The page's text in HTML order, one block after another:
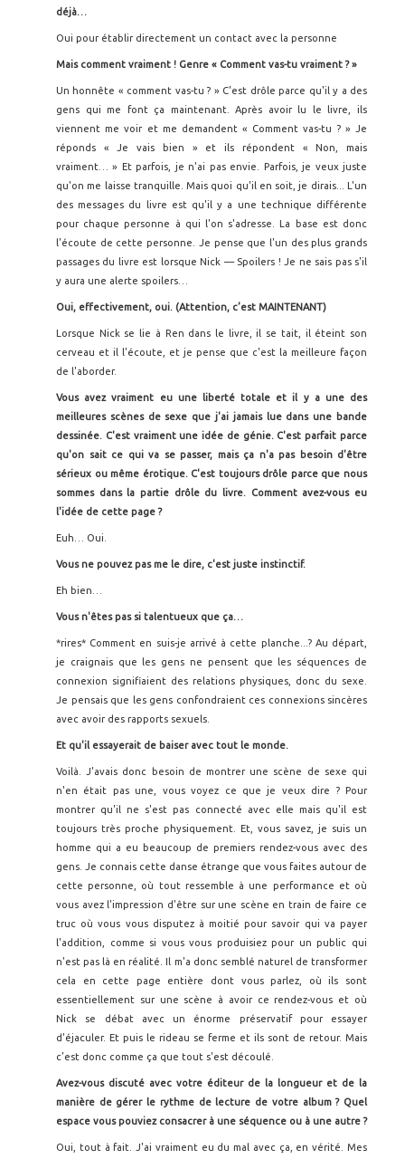
déjà…
Oui pour établir directement un contact avec la personne
Mais comment vraiment ! Genre « Comment vas-tu vraiment ?»
Un honnête « comment vas-tu ? » C'est drôle parce qu'il y a des
gens qui me font ça maintenant. Après avoir lu le livre, ils
viennent me voir et me demandent « Comment vas-tu ? » Je
réponds « Je vais bien » et ils répondent « Non, mais
vraiment… » Et parfois, je n'ai pas envie. Parfois, je veux juste
qu'on me laisse tranquille. Mais quoi qu'il en soit, je dirais... L'un
des messages du livre est qu'il y a une technique différente
pour chaque personne à qui l'on s'adresse. La base est donc
l'écoute de cette personne. Je pense que l'un des plus grands
passages du livre est lorsque Nick — Spoilers ! Je ne sais pas s'il
y aura une alerte spoilers…
Oui, effectivement, oui. (Attention, c’est MAINTENANT)
Lorsque Nick se lie à Ren dans le livre, il se tait, il éteint son
cerveau et il l'écoute, et je pense que c'est la meilleure façon
de l'aborder.
Vous avez vraiment eu une liberté totale et il y a une des
meilleures scènes de sexe que j'ai jamais lue dans une bande
dessinée. C'est vraiment une idée de génie. C'est parfait parce
qu'on sait ce qui va se passer, mais ça n'a pas besoin d'être
sérieux ou même érotique. C'est toujours drôle parce que nous
sommes dans la partie drôle du livre. Comment avez-vous eu
l'idée de cette page ?
Euh… Oui.
Vous ne pouvez pas me le dire, c'est juste instinctif.
Eh bien…
Vous n'êtes pas si talentueux que ça…
*rires* Comment en suis-je arrivé à cette planche...? Au départ,
je craignais que les gens ne pensent que les séquences de
connexion signifiaient des relations physiques, donc du sexe.
Je pensais que les gens confondraient ces connexions sincères
avec avoir des rapports sexuels.
Et qu'il essayerait de baiser avec tout le monde.
Voilà. J'avais donc besoin de montrer une scène de sexe qui
n'en était pas une, vous voyez ce que je veux dire ? Pour
montrer qu'il ne s'est pas connecté avec elle mais qu'il est
toujours très proche physiquement. Et, vous savez, je suis un
homme qui a eu beaucoup de premiers rendez-vous avec des
gens. Je connais cette danse étrange que vous faites autour de
cette personne, où tout ressemble à une performance et où
vous avez l'impression d'être sur une scène en train de faire ce
truc où vous vous disputez à moitié pour savoir qui va payer
l'addition, comme si vous vous produisiez pour un public qui
n'est pas là en réalité. Il m'a donc semblé naturel de transformer
cela en cette page entière dont vous parlez, où ils sont
essentiellement sur une scène à avoir ce rendez-vous et où
Nick se débat avec un énorme préservatif pour essayer
d'éjaculer. Et puis le rideau se ferme et ils sont de retour. Mais
c’est donc comme ça que tout s'est découlé.
Avez-vous discuté avec votre éditeur de la longueur et de la
manière de gérer le rythme de lecture de votre album ? Quel
espace vous pouviez consacrer à une séquence ou à une autre ?
Oui, tout à fait. J'ai vraiment eu du mal avec ça, en vérité. Mes